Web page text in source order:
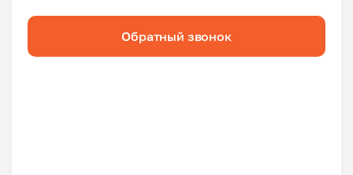
Обратный звонок